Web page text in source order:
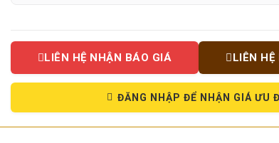
LIÊN HỆ NHẬN BÁO GIÁ LIÊN
ĐĂNG NHẬP ĐỂ NHẬN GIÁ ƯU